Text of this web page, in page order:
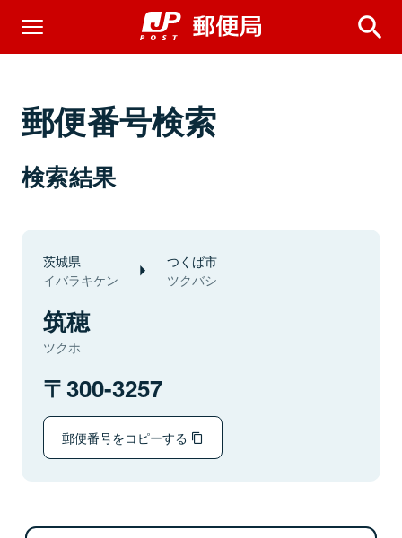
郵便番号検索
検索結果
茨城県
イバラキケン
つくば市
ツクバシ
筑穂
ツクホ
300-3257
郵便番号をコピーする